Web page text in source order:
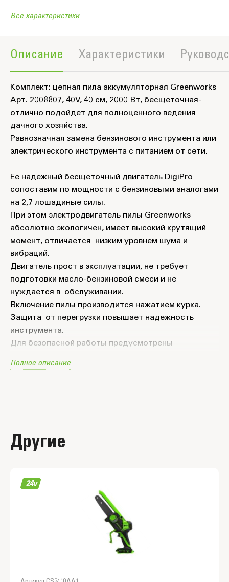
Все характеристики
Описание Характеристики
Комплект: цепная пила аккумуляторная Greenworks
Арт. 2008807, 40V, 40 см, 2000 Вт, бесщеточная-
отлично подойдет для полноценного ведения
дачного хозяйства.
Равнозначная замена бензинового инструмента или
электрического инструмента с питанием от сети.
Ее надежный бесщеточный двигатель DigiPro
сопоставим по мощности с бензиновыми аналогами
на 2,7 лошадиные силы.
При этом электродвигатель пилы Greenworks
абсолютно экологичен, имеет высокий крутящий
момент, отличается низким уровнем шума и
вибраций.
Двигатель прост в эксплуатации, не требует
подготовки масло-бензиновой смеси и не
нуждается в обслуживании.
Включение пилы производится нажатием курка.
Защита от перегрузки повышает надежность
инструмента.
Для безопасной работы предусмотрены
Полное описание
Другие